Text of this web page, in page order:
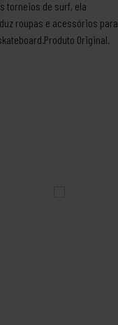
torneios de surf, ela
roupas e acessórios para
Original.